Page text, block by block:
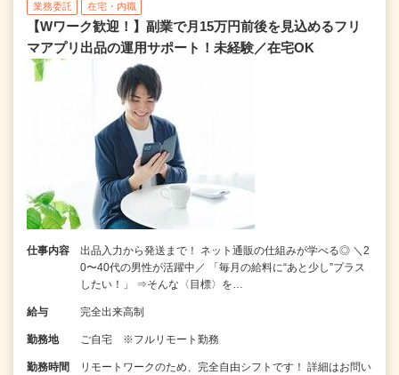
業務委託 在宅・内職
【Wワーク歓迎！】副業で月15万円前後を見込めるフリ
マアプリ出品の運用サポート！未経験／在宅OK
仕事内容
出品入力から発送まで！ ネット通販の仕組みが学べる◎ ＼2
0〜40代の男性が活躍中／ 「毎月の給料に“あと少し”プラス
したい！」 ⇒そんな〈目標〉を…
給与 完全出来高制
勤務地 ご自宅 ※フルリモート勤務
勤務時間
リモートワークのため、完全自由シフトです！ 詳細はお問い